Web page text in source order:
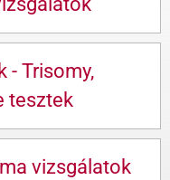
- Trisomy,
tesztek
vizsgálatok